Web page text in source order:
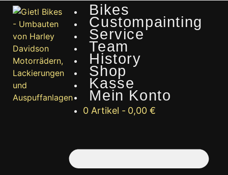
Bikes
Custompainting
Service
Team
History
Shop
Kasse
Mein Konto
0 Artikel 0,00 €